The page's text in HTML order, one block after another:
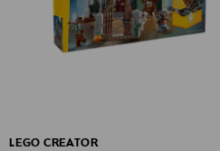
LEGO CREATOR